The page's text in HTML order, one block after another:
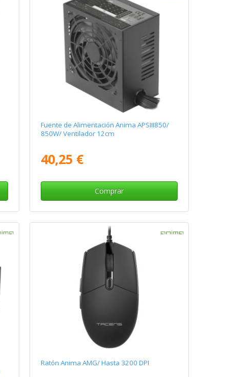
Fuente de Alimentación Anima APSIII850/
850W/ Ventilador 12cm
40,25 €
Comprar
Ratón Anima AMG/ Hasta 3200 DPI